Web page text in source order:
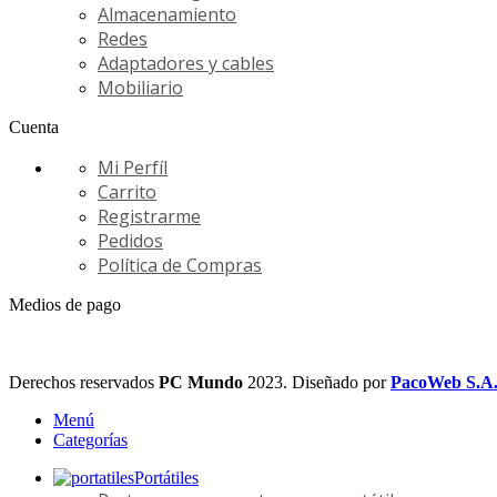
Almacenamiento
Redes
Adaptadores y cables
Mobiliario
Cuenta
Mi Perfíl
Carrito
Registrarme
Pedidos
Política de Compras
Medios de pago
Derechos reservados PC Mundo 2023. Diseñado porPacoWeb
Menú
Categorías
Portátiles